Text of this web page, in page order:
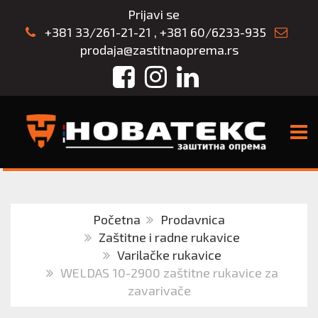
Prijavi se
+381 33/261-21-21 , +381 60/6233-935
prodaja@zastitnaoprema.rs
FacebookInstagram
LinkedIn
Početna
Prodavnica
Zaštitne i radne rukavice
Varilačke rukavice
WELDAS 10-2900 zaštitne rukavice za
zavarivače